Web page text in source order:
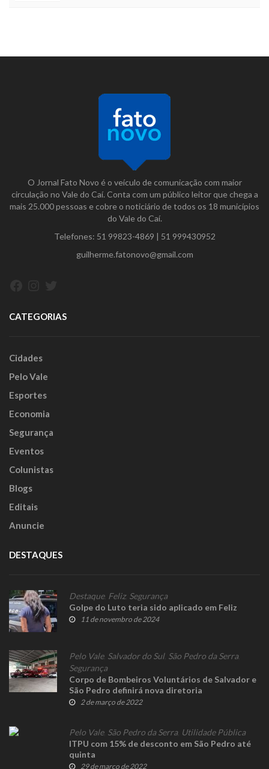
O Jornal Fato Novo é o veículo de comunicação com maior
circulação no Vale do Caí. Conta com um público leitor que chega a
mais 25.000 pessoas e cobre o noticiário de todos os 18 municípios
do Vale do Caí.
Telefones: 51 99823-4869 | 51 999430952
guilherme.fatonovo@gmail.com
CATEGORIAS
Cidades
Pelo Vale
Esportes
Economia
Segurança
Eventos
Colunistas
Blogs
Editais
Anuncie
DESTAQUES
Destaque, Feliz, Segurança
Golpe do Luto teria sido aplicado em Feliz
11 de novembro de 2024
Pelo Vale, Salvador do Sul, São Pedro da Serra,
Segurança
Corpo de Bombeiros Voluntários de Salvador e
São Pedro definirá nova diretoria
2 de março de 2022
Pelo Vale, São Pedro da Serra, Utilidade Pública
ITPU com 15% de desconto em São Pedro até
quinta
29 de março de 2022